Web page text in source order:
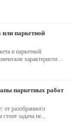
и паркетной
характеристики
от разобранного
задача не...